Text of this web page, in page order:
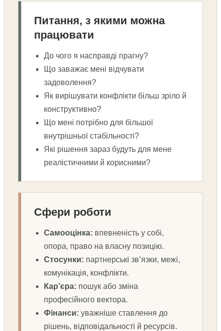
Питання, з якими можна
працювати
До чого я насправді прагну?
Що заважає мені відчувати
задоволення?
Як вирішувати конфлікти більш зріло й
конструктивно?
Що мені потрібно для більшої
внутрішньої стабільності?
Які рішення зараз будуть для мене
реалістичними й корисними?
Сфери роботи
Самооцінка: впевненість у собі,
опора, право на власну позицію.
Стосунки: партнерські зв’язки, межі,
комунікація, конфлікти.
Кар’єра: пошук або зміна
професійного вектора.
Фінанси: уважніше ставлення до
рішень, відповідальності й ресурсів.